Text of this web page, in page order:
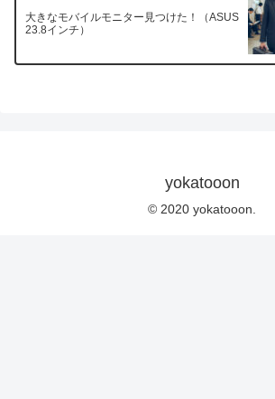
大きなモバイルモニター見つけた！（ASUS
23.8インチ）
yokatooon
© 2020 yokatooon.